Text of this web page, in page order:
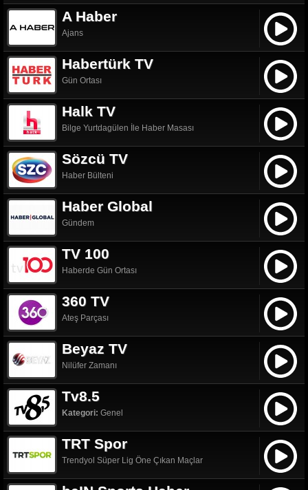
A Haber
Ajans
Habertürk TV
Gün Ortası
Halk TV
Bilge Yurtdagülen İle Haber Masası
Sözcü TV
Haber Bülteni
Haber Global
Gündem
TV 100
Haberde Gün Ortası
360 TV
Ateş Parçası
Beyaz TV
Nilüfer Zamanı
Tv8.5
Kategori: Genel
TRT Spor
Trendyol Süper Lig Öne Çıkan Maçlar